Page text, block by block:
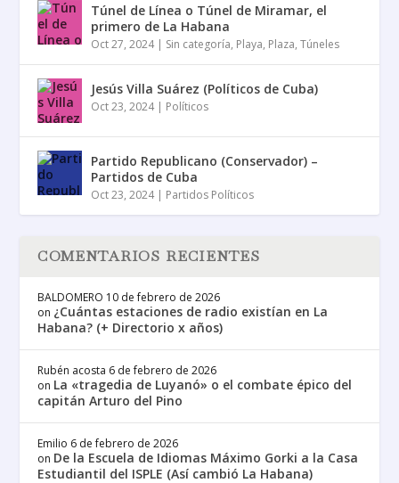
Túnel de Línea o Túnel de Miramar, el
primero de La Habana
Oct 27, 2024| Sin categoría, Playa, Plaza,Túneles
Jesús Villa Suárez (Políticos de Cuba)
Oct 23, 2024| Políticos
Partido Republicano (Conservador) –
Partidos de Cuba
Oct 23, 2024| Partidos Políticos
COMENTARIOS RECIENTES
BALDOMERO 10 de febrero de 2026
on ¿Cuántas estaciones de radio existían en La
Habana? (+ Directorio x años)
Rubén acosta 6 de febrero de 2026
on La «tragedia de Luyanó» o el combate épico del
capitán Arturo del Pino
Emilio 6 de febrero de 2026
on De la Escuela de Idiomas Máximo Gorki a la Casa
Estudiantil del ISPLE (Así cambió La Habana)